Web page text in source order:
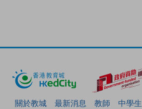
關於教城 最新消息 教師 中學生